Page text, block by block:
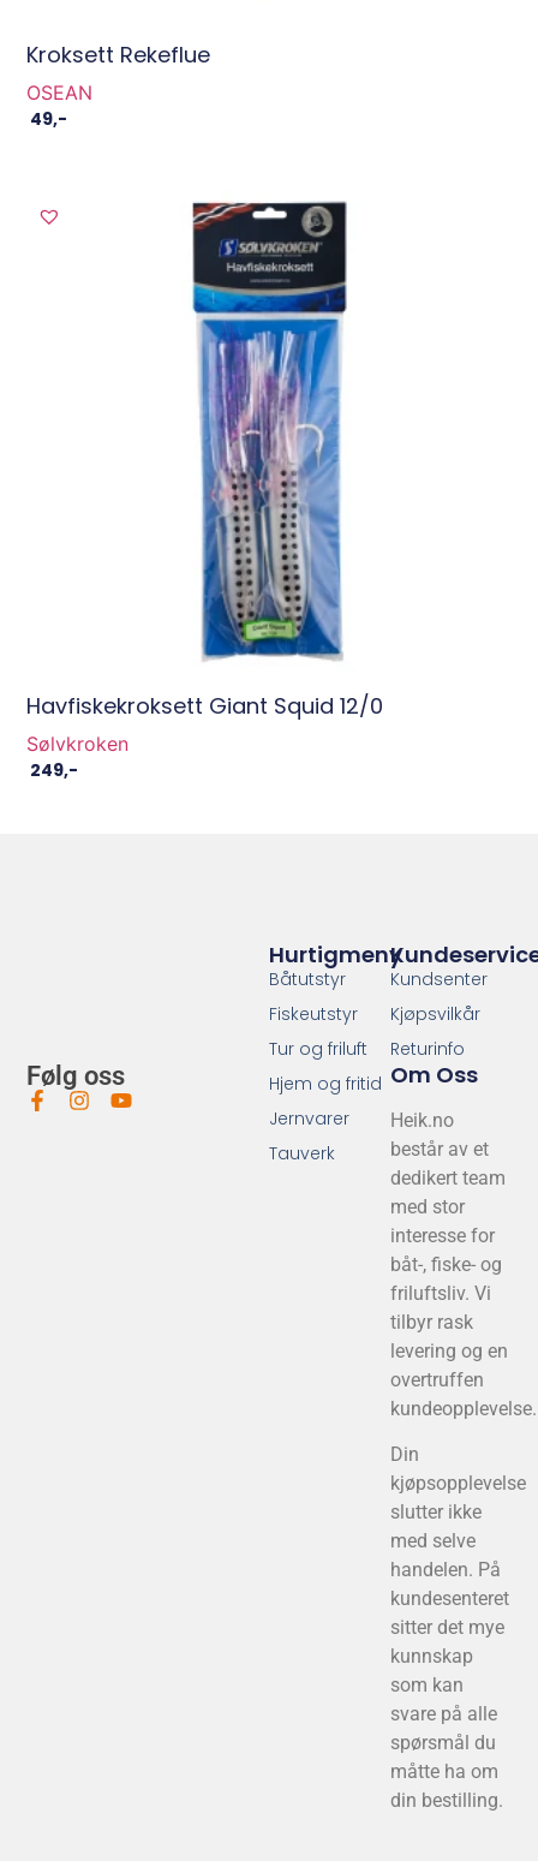
Kroksett Rekeflue
OSEAN
49,-
Havfiskekroksett Giant Squid 12/0
Sølvkroken
249,-
Følg oss
Kundsenter
Kjøpsvilkår
Returinfo
Om Oss
Heik.no
består av et
dedikert team
med stor
interesse for
båt-, fiske- og
friluftsliv. Vi
tilbyr rask
levering og en
overtruffen
kundeopplevelse.
Din
kjøpsopplevelse
slutter ikke
med selve
handelen. På
kundesenteret
sitter det mye
kunnskap
som kan
svare på alle
spørsmål du
måtte ha om
din bestilling.
Hurtigmeny
Båtutstyr
Fiskeutstyr
Tur og friluft
Hjem og fritid
Jernvarer
Tauverk